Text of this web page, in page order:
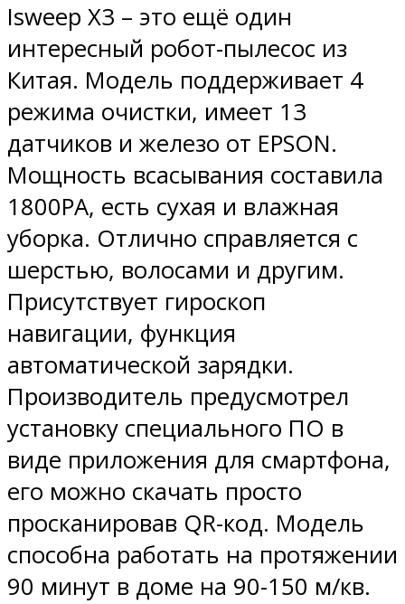
Isweep X3 – это ещё один
интересный робот-пылесос из
Китая. Модель поддерживает 4
режима очистки, имеет 13
датчиков и железо от EPSON.
Мощность всасывания составила
1800PA, есть сухая и влажная
уборка. Отлично справляется с
шерстью, волосами и другим.
Присутствует гироскоп
навигации, функция
автоматической зарядки.
Производитель предусмотрел
установку специального ПО в
виде приложения для смартфона,
его можно скачать просто
просканировав QR-код. Модель
способна работать на протяжении
90 минут в доме на 90-150 м/кв.